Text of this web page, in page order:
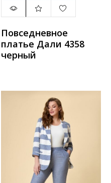
Повседневное
платье Дали 4358
черный